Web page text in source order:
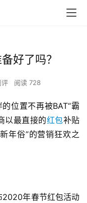
好了吗？
评 阅读 728
位置不再被BAT“霸
以最直接的红包补贴
年俗”的营销狂欢之
2020年春节红包活动